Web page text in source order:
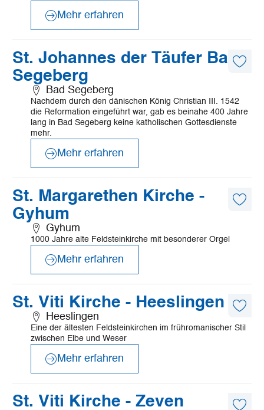
Mehr erfahren
St. Johannes der Täufer Bad
Segeberg
Bad Segeberg
Nachdem durch den dänischen König Christian III. 1542
die Reformation eingeführt war, gab es beinahe 400 Jahre
lang in Bad Segeberg keine katholischen Gottesdienste
mehr.
Mehr
erfahren
Mehr erfahren
St. Margarethen Kirche -
Gyhum
Gyhum
1000 Jahre alte Feldsteinkirche mit besonderer Orgel
Mehr
erfahren
Mehr erfahren
St. Viti Kirche - Heeslingen
Heeslingen
Eine der ältesten Feldsteinkirchen im frühromanischer Stil
zwischen Elbe und Weser
Mehr
erfahren
Mehr erfahren
St. Viti Kirche - Zeven
Mehr
erfahren